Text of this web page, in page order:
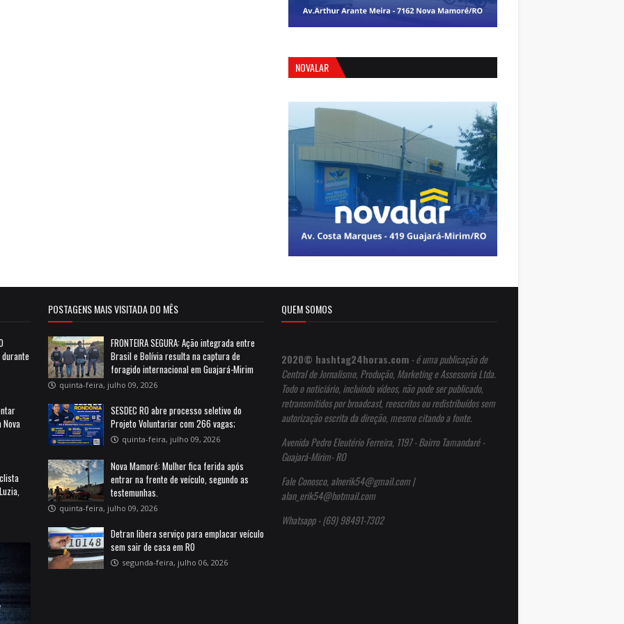
NOVALAR
POSTAGENS MAIS VISITADA DO MÊS
FRONTEIRA SEGURA: Ação integrada entre
Brasil e Bolívia resulta na captura de
foragido internacional em Guajará-Mirim
quinta-feira, julho 09, 2026
SESDEC RO abre processo seletivo do
Projeto Voluntariar com 266 vagas;
quinta-feira, julho 09, 2026
Nova Mamoré: Mulher fica ferida após
entrar na frente de veículo, segundo as
testemunhas.
quinta-feira, julho 09, 2026
Detran libera serviço para emplacar veículo
sem sair de casa em RO
segunda-feira, julho 06, 2026
QUEM SOMOS
2020© hashtag24horas.com - é uma publicação de
Central de Jornalismo, Produção, Marketing e Assessoria Ltda.
Todo o noticiário, incluindo vídeos, não pode ser publicado,
retransmitidos por broadcast, reescritos ou redistribuídos sem
autorização escrita da direção, mesmo citando a fonte.
Avenida Pedro Eleutério Ferreira, 1197 - Bairro Tamandaré -
Guajará-Mirim- RO
Fale Conosco, alnerik54@gmail.com |
alan_erik54@hotmail.com
Whatsapp - (69) 98491-7302